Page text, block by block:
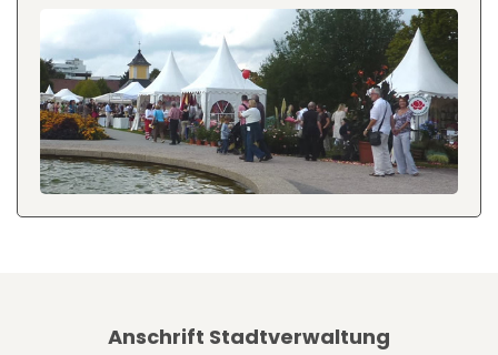
Anschrift Stadtverwaltung